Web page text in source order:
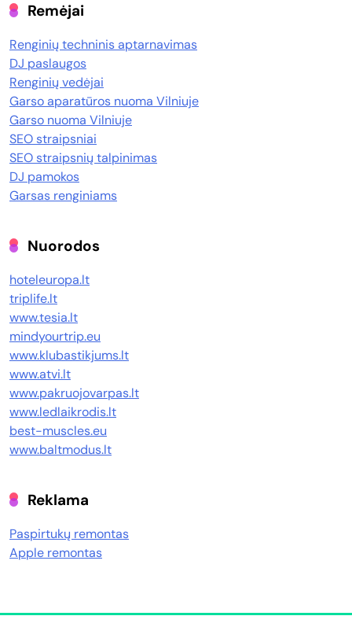
Remėjai
Renginių techninis aptarnavimas
DJ paslaugos
Renginių vedėjai
Garso aparatūros nuoma Vilniuje
Garso nuoma Vilniuje
SEO straipsniai
SEO straipsnių talpinimas
DJ pamokos
Garsas renginiams
Nuorodos
hoteleuropa.lt
triplife.lt
www.tesia.lt
mindyourtrip.eu
www.klubastikjums.lt
www.atvi.lt
www.pakruojovarpas.lt
www.ledlaikrodis.lt
best-muscles.eu
www.baltmodus.lt
Reklama
Paspirtukų remontas
Apple remontas